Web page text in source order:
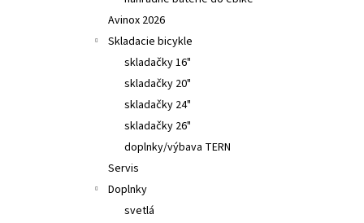
Avinox 2026
Skladacie bicykle
skladačky 16"
skladačky 20"
skladačky 24"
skladačky 26"
doplnky/výbava TERN
Servis
Doplnky
svetlá
DJI M2,M2S
€309